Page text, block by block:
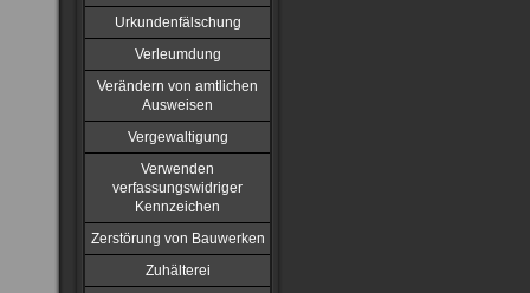
Urkundenfälschung
Verleumdung
Verändern von amtlichen
Ausweisen
Vergewaltigung
Verwenden
verfassungswidriger
Kennzeichen
Zerstörung von Bauwerken
Zuhälterei